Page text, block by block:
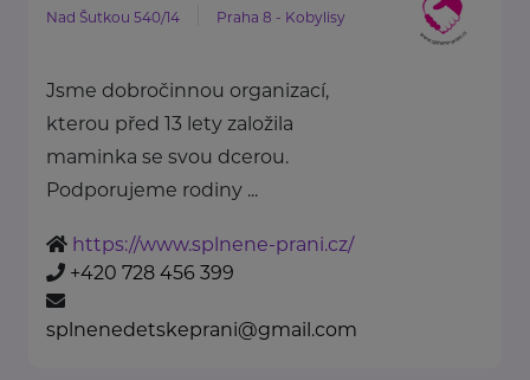
Nad Šutkou 540/14 Praha 8 - Kobylisy
Jsme dobročinnou organizací,
kterou před 13 lety založila
maminka se svou dcerou.
Podporujeme rodiny ...
https://www.splnene-prani.cz/
+420 728 456 399
splnenedetskeprani@gmail.com